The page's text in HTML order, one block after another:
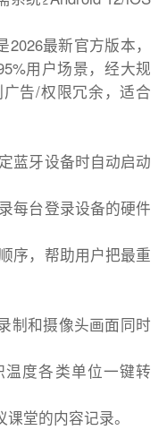
2026最新官方版本，
用户场景，经大规
告/权限冗余，适合
蓝牙设备时自动启动
每台登录设备的硬件
序，帮助用户把最重
制和摄像头画面同时
度各类单位一键转
堂的内容记录。